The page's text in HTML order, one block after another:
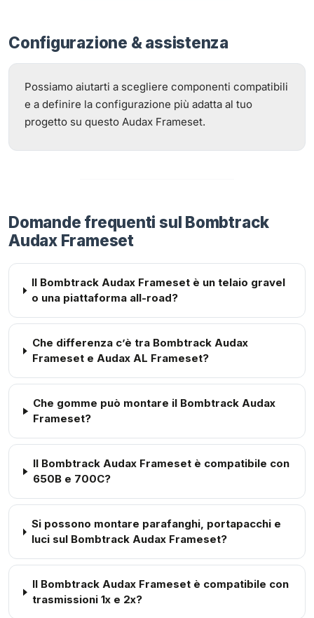
Configurazione & assistenza
Possiamo aiutarti a scegliere componenti compatibili
e a definire la configurazione più adatta al tuo
progetto su questo Audax Frameset.
Domande frequenti sul Bombtrack
Audax Frameset
Il Bombtrack Audax Frameset è un telaio gravel
o una piattaforma all-road?
Che differenza c’è tra Bombtrack Audax
Frameset e Audax AL Frameset?
Che gomme può montare il Bombtrack Audax
Frameset?
Il Bombtrack Audax Frameset è compatibile con
650B e 700C?
Si possono montare parafanghi, portapacchi e
luci sul Bombtrack Audax Frameset?
Il Bombtrack Audax Frameset è compatibile con
trasmissioni 1x e 2x?